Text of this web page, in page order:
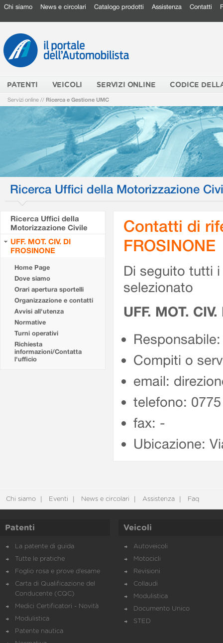
Chi siamo News e circolari Catalogo prodotti Assistenza Contatti
PATENTI VEICOLI SERVIZI ONLINE CODICE
Servizi online // Ricerca e Gestione UMC
Ricerca Uffici della Motorizzazione
Ricerca Uffici della
Motorizzazione Civile
UFF. MOT. CIV. DI
FROSINONE
Home Page
Dove siamo
Orari apertura sportelli
Organizzazione e contatti
Avvisi all'utenza
Normative
Turni operativi
Richiesta
informazioni/Contatta
l'ufficio
Contatti di
FROSINONE
Di seguito tutti
selezionato
UFF. MOT.
Compiti o
email:
telefono:
fax: -
Ubicazione:
Chi siamo Eventi News e circolari Assistenza Faq
Patenti
La patente di guida
Tutte le pratiche
Foglio rosa e prove d’esame
Carta di Qualificazione del
Conducente (CQC)
Medici Certificatori - Novità
Modulistica
Patente nautica
Veicoli
Autoveicoli
Motocicli
Revisioni
Collaudi
Modulistica
Documento Unico
STED